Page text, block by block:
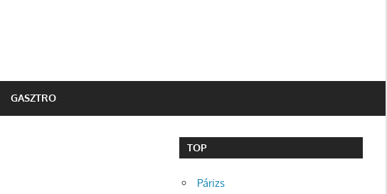
GASZTRO
TOP
Párizs